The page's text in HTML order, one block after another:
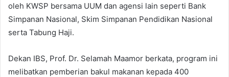
oleh KWSP bersama UUM dan agensi lain seperti Bank
Simpanan Nasional, Skim Simpanan Pendidikan Nasional
serta Tabung Haji.
Dekan IBS, Prof. Dr. Selamah Maamor berkata, program ini
melibatkan pemberian bakul makanan kepada 400